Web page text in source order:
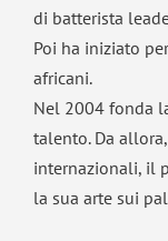
di batterista
Poi ha iniziato
africani.
Nel 2004 fonda
talento. Da
internazionali, il
la sua arte sui